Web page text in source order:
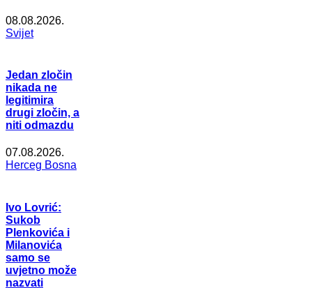
08.08.2026.
Svijet
Jedan zločin
nikada ne
legitimira
drugi zločin, a
niti odmazdu
07.08.2026.
Herceg Bosna
Ivo Lovrić:
Sukob
Plenkovića i
Milanovića
samo se
uvjetno može
nazvati